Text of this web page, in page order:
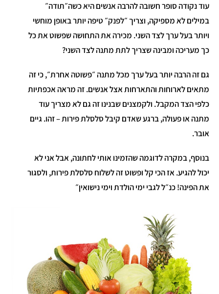
עוד נקודה סופר חשובה להרבה אנשים היא כשה״תודה״
במילים לא מספיקה, וצריך ״לפנק״ טיפה יותר באופן מוחשי
ויותר בעל ערך לצד השני. מכירה את התחושה שפשוט את כל
כך מעריכה ומבינה שצריך לתת מתנה לצד השני?
גם זה הרבה יותר בעל ערך מכל מתנה ״פשוטה אחרת״, כי זה
מתאים לארוחות והתארחות אצל אנשים. זה מראה אכפתיות
כלפי הצד המקבל. ולקמצנים שבנינו זה גם לא מצריך עוד
מתנה או פעולה, ברגע שאדם קיבל סלסלת פירות – זהו. גיים
אובר.
בנוסף, במקרה לדוגמה שהזמינו אותי לחתונה, אבל אני לא
יכול להגיע. אז הכי קל ופשוט זה לשלוח סלסלת פירות, ולסגור
את הפינה! כנ״ל לגבי ימי הולדת וימי נישואין״